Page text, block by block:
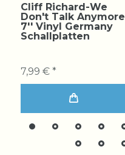
Cliff Richard-We
Don't Talk Anymore
7'' Vinyl Germany
Schallplatten
7,99 € *